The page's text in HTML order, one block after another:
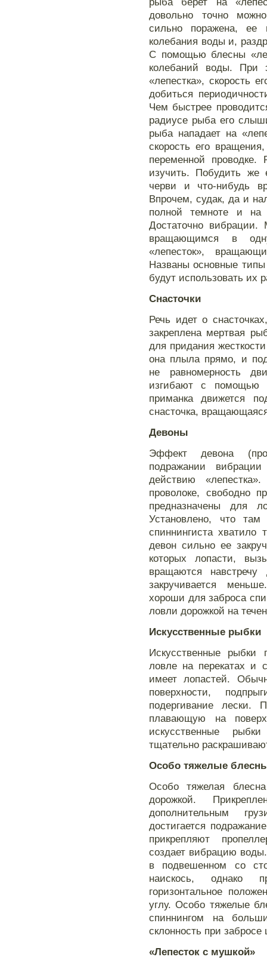
довольно точно
сильно поражена, ее
колебания воды и,
С помощью блесны
колебаний воды. При
«лепестка», скорость
добиться
Чем быстрее
радиусе рыба его
рыба нападает на
скорость его
переменной
изучить. Побудить же
черви и что-нибудь
Впрочем, судак, да и
полной темноте и на
Достаточно вибрации.
вращающимся в
«лепесток»,
Названы основные
будут использовать их
Снасточки
Речь идет о
закреплена мертвая
для придания
она плыла прямо, и
не равномерность
изгибают с помощью
приманка движется
снасточка,
Девоны
Эффект девона
подражании
действию
проволоке, свободно
предназначены для
Установлено, что
спиннингиста хватило
девон сильно ее
которых лопасти,
вращаются навстречу
закручивается
хороши для заброса
ловли дорожкой на
Искусственные рыбки
Искусственные
ловле на перекатах и
имеет лопастей.
поверхности,
подергивание лески.
плавающую на
искусственные
тщательно
Особо тяжелые
Особо тяжелая
дорожкой.
дополнительным
достигается
прикрепляют
создает вибрацию
в подвешенном со
наискось, однако
горизонтальное
углу. Особо тяжелые
спиннингом на
склонность при
«Лепесток с мушкой»